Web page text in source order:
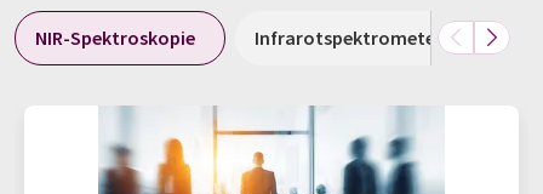
NIR-Spektroskopie Infrarotspektrometer FT-